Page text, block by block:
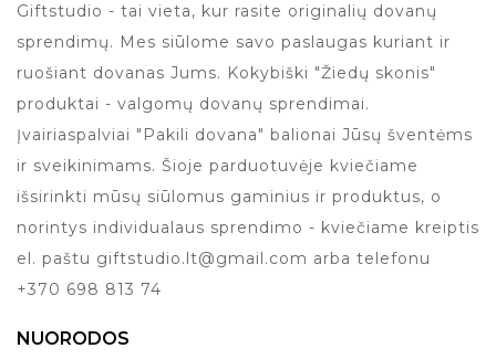
Giftstudio - tai vieta, kur rasite originalių dovanų
sprendimų. Mes siūlome savo paslaugas kuriant ir
ruošiant dovanas Jums. Kokybiški "Žiedų skonis"
produktai - valgomų dovanų sprendimai.
Įvairiaspalviai "Pakili dovana" balionai Jūsų šventėms
ir sveikinimams. Šioje parduotuvėje kviečiame
išsirinkti mūsų siūlomus gaminius ir produktus, o
norintys individualaus sprendimo - kviečiame kreiptis
el. paštu giftstudio.lt@gmail.com arba telefonu
+370 698 813 74
NUORODOS